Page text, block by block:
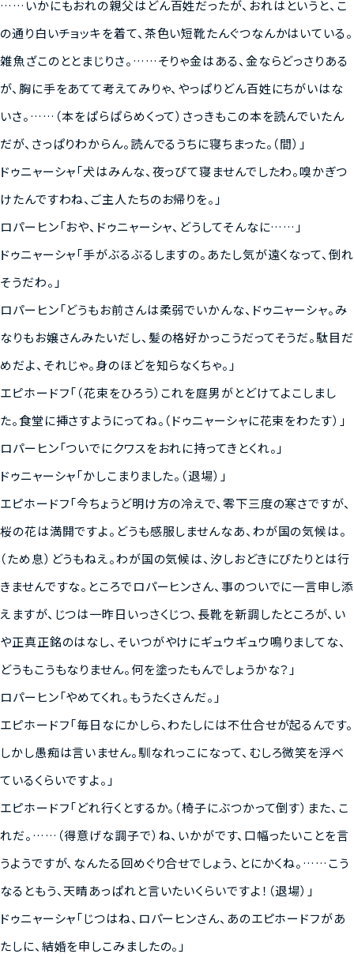
……いかにもおれの親父はどん百姓だったが、おれはというと、こ
の通り白いチョッキを着て、茶色い短靴たんぐつなんかはいている。
雑魚ざこのととまじりさ。……そりゃ金はある、金ならどっさりある
が、胸に手をあてて考えてみりゃ、やっぱりどん百姓にちがいはな
いさ。……（本をぱらぱらめくって）さっきもこの本を読んでいたん
だが、さっぱりわからん。読んでるうちに寝ちまった。（間）」
ドゥニャーシャ「犬はみんな、夜っぴて寝ませんでしたわ。嗅かぎつ
けたんですわね、ご主人たちのお帰りを。」
ロパーヒン「おや、ドゥニャーシャ、どうしてそんなに……」
ドゥニャーシャ「手がぶるぶるしますの。あたし気が遠くなって、倒れ
そうだわ。」
ロパーヒン「どうもお前さんは柔弱でいかんな、ドゥニャーシャ。み
なりもお嬢さんみたいだし、髪の格好かっこうだってそうだ。駄目だ
めだよ、それじゃ。身のほどを知らなくちゃ。」
エピホードフ「（花束をひろう）これを庭男がとどけてよこしまし
た。食堂に挿さすようにってね。（ドゥニャーシャに花束をわたす）」
ロパーヒン「ついでにクワスをおれに持ってきとくれ。」
ドゥニャーシャ「かしこまりました。（退場）」
エピホードフ「今ちょうど明け方の冷えで、零下三度の寒さですが、
桜の花は満開ですよ。どうも感服しませんなあ、わが国の気候は。
（ため息）どうもねえ。わが国の気候は、汐しおどきにぴたりとは行
きませんですな。ところでロパーヒンさん、事のついでに一言申し添
えますが、じつは一昨日いっさくじつ、長靴を新調したところが、い
や正真正銘のはなし、そいつがやけにギュウギュウ鳴りましてな、
どうもこうもなりません。何を塗ったもんでしょうかな？」
ロパーヒン「やめてくれ。もうたくさんだ。」
エピホードフ「毎日なにかしら、わたしには不仕合せが起るんです。
しかし愚痴は言いません。馴なれっこになって、むしろ微笑を浮べ
ているくらいですよ。」
エピホードフ「どれ行くとするか。（椅子にぶつかって倒す）また、こ
れだ。……（得意げな調子で）ね、いかがです、口幅ったいことを言
うようですが、なんたる回めぐり合せでしょう、とにかくね。……こう
なるともう、天晴あっぱれと言いたいくらいですよ！（退場）」
ドゥニャーシャ「じつはね、ロパーヒンさん、あのエピホードフがあ
たしに、結婚を申しこみましたの。」